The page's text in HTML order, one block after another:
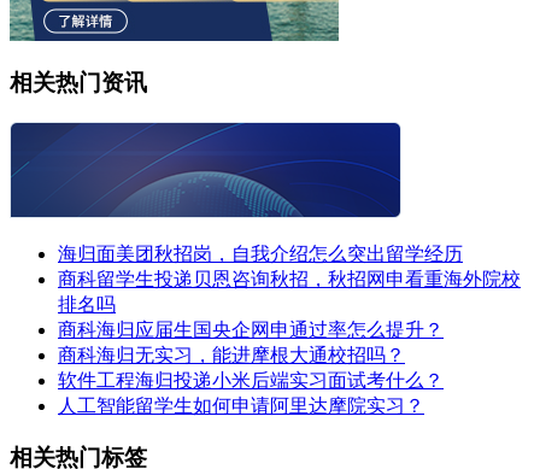
相关热门资讯
海归面美团秋招岗，自我介绍怎么突出留学经历
商科留学生投递贝恩咨询秋招，秋招网申看重海外院校
排名吗
商科海归应届生国央企网申通过率怎么提升？
商科海归无实习，能进摩根大通校招吗？
软件工程海归投递小米后端实习面试考什么？
人工智能留学生如何申请阿里达摩院实习？
相关热门标签